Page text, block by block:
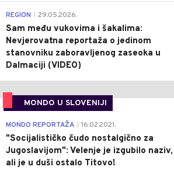
REGION 29.05.2026.
Sam među vukovima i šakalima:
Nevjerovatna reportaža o jedinom
stanovniku zaboravljenog zaseoka u
Dalmaciji (VIDEO)
MONDO U SLOVENIJI
MONDO REPORTAŽA 16.02.2021.
"Socijalističko čudo nostalgično za
Jugoslavijom": Velenje je izgubilo naziv,
ali je u duši ostalo Titovo!